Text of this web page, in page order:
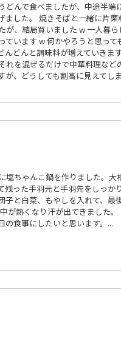
どんで食べましたが、中途半端
ました。 焼きそばと一緒に片栗
が、結局買いました w 一人暮ら
ています w 何かやろうと思って
んどんと調味料が増えていきま
れを混ぜるだけで中華料理など
が、どうしても割高に見えて
塩ちゃんこ鍋を作りました。大
残った手羽元と手羽先をしっか
子と白菜、もやしを入れて、最
が熱くなり汗が出てきました。
の食事にしたいと思います。...